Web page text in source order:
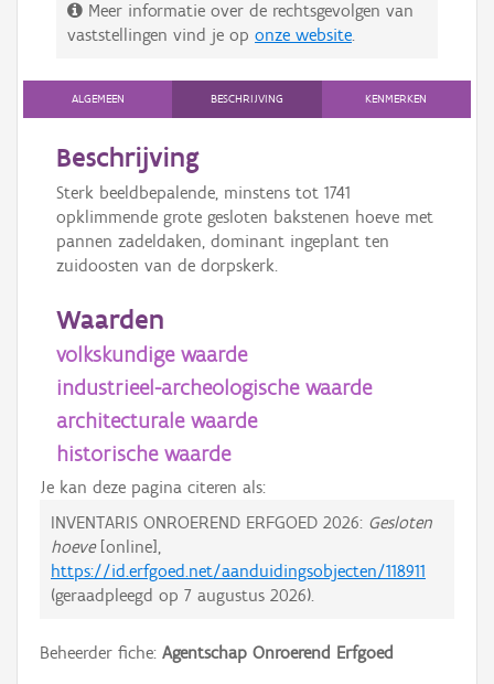
Meer informatie over de rechtsgevolgen van
vaststellingen vind je op onze website
ALGEMEEN BESCHRIJVING KENMERKEN
Beschrijving
Sterk beeldbepalende, minstens tot 1741
opklimmende grote gesloten bakstenen hoeve met
pannen zadeldaken, dominant ingeplant ten
zuidoosten van de dorpskerk.
Waarden
volkskundige waarde
industrieel-archeologische waarde
architecturale waarde
historische waarde
Je kan deze pagina citeren als:
INVENTARIS ONROEREND ERFGOED 2026: Gesloten
hoeve[online],
https://id.erfgoed.net/aanduidingsobjecten/118911
(geraadpleegd op 7 augustus 2026).
Beheerder fiche: Agentschap Onroerend Erfgoed